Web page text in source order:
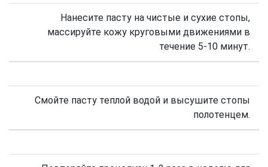
Нанесите пасту на чистые и сухие стопы,
массируйте кожу круговыми движениями в
течение 5-10 минут.
Смойте пасту теплой водой и высушите стопы
полотенцем.